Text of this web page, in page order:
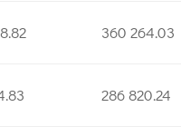
360 264.03
286 820.24